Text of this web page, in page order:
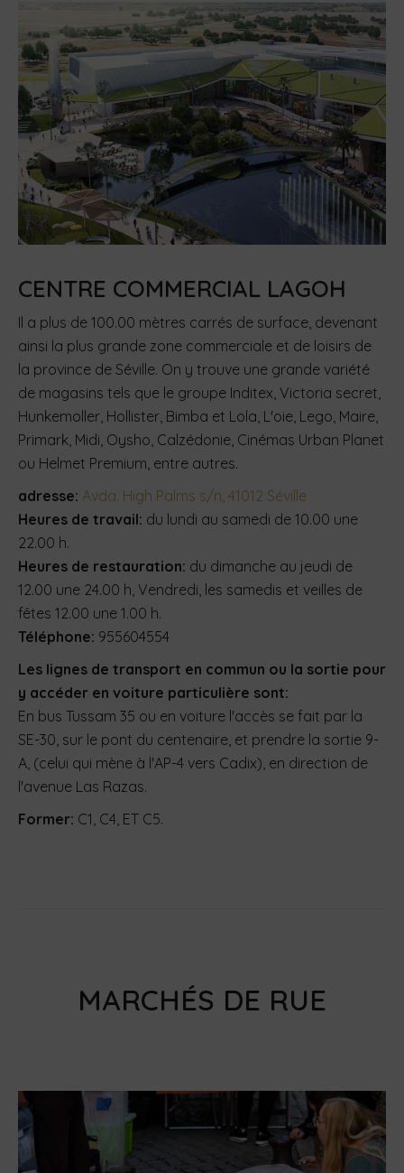
CENTRE COMMERCIAL LAGOH
Il a plus de 100.00 mètres carrés de surface, devenant
ainsi la plus grande zone commerciale et de loisirs de
la province de Séville. On y trouve une grande variété
de magasins tels que le groupe Inditex, Victoria secret,
Hunkemoller, Hollister, Bimba et Lola, L'oie, Lego, Maire,
Primark, Midi, Oysho, Calzédonie, Cinémas Urban Planet
ou Helmet Premium, entre autres.
adresse: Avda. High Palms s/n, 41012 Séville
Heures de travail: du lundi au samedi de 10.00 une
22.00 h.
Heures de restauration: du dimanche au jeudi de
12.00 une 24.00 h, Vendredi, les samedis et veilles de
fêtes 12.00 une 1.00 h.
Téléphone: 955604554
Les lignes de transport en commun ou la sortie pour
y accéder en voiture particulière sont:
En bus Tussam 35 ou en voiture l'accès se fait par la
SE-30, sur le pont du centenaire, et prendre la sortie 9-
A, (celui qui mène à l'AP-4 vers Cadix), en direction de
l'avenue Las Razas.
Former: C1, C4, ET C5.
MARCHÉS DE RUE